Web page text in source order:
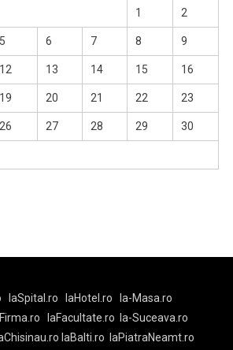
1 2
5 6 7 8 9
12 13 14 15 16
19 20 21 22 23
26 27 28 29 30
laSpital.ro laHotel.ro
la-Masa.ro
laFacultate.ro
la-Suceava.ro
laBalti.ro
laPiatraNeamt.ro